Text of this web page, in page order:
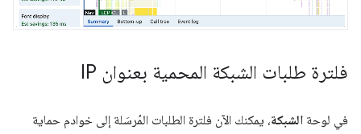
فلترة طلبات الشبكة المحمية بعنوان IP
في لوحة الشبكة، يمكنك الآن فلترة الطلبات المُرسَلة إلى خوادم حماية